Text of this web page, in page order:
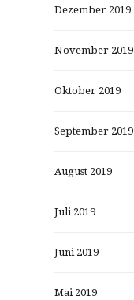
Dezember 2019
November 2019
Oktober 2019
September 2019
August 2019
Juli 2019
Juni 2019
Mai 2019